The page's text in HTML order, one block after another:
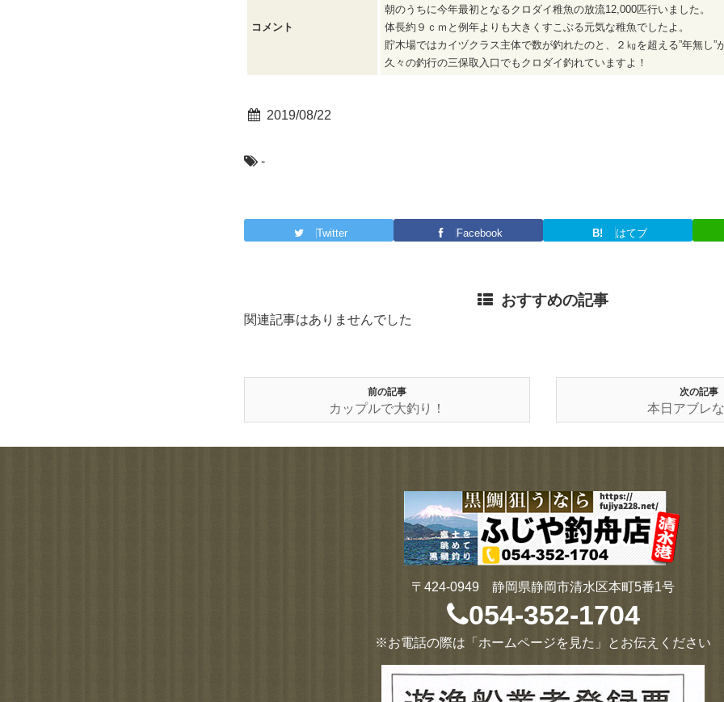
コメント
朝のうちに今年最初となるクロダイ稚魚の放流12,000匹行いました。
体長約９ｃｍと例年よりも大きくすこぶる元気な稚魚でしたよ。
貯木場ではカイヅクラス主体で数が釣れたのと、２㎏を超える”年無し”
久々の釣行の三保取入口でもクロダイ釣れていますよ！
2019/08/22
-
Twitter Facebook B! はてブ
おすすめの記事
関連記事はありませんでした
前の記事
カップルで大釣り！
次の記事
本日アブレな
〒424-0949 静岡県静岡市清水区本町5番1号
054-352-1704
※お電話の際は「ホームページを見た」とお伝えください